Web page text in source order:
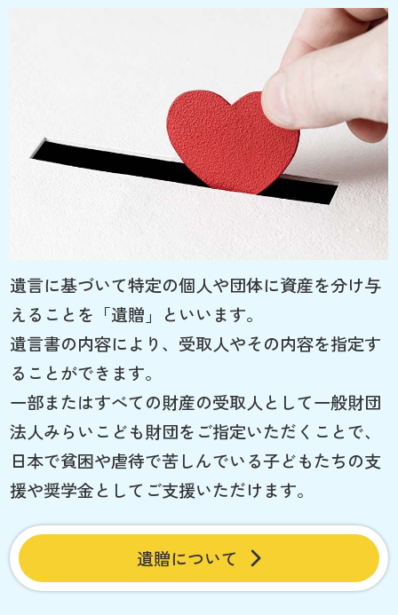
遺言に基づいて特定の個人や団体に資産を分け与
えることを「遺贈」といいます。
遺言書の内容により、受取人やその内容を指定す
ることができます。
一部またはすべての財産の受取人として一般財団
法人みらいこども財団をご指定いただくことで、
日本で貧困や虐待で苦しんでいる子どもたちの支
援や奨学金としてご支援いただけます。
遺贈について